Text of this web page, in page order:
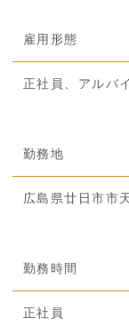
雇用形態
正社員、アルバ
勤務地
広島県廿日市市
勤務時間
正社員